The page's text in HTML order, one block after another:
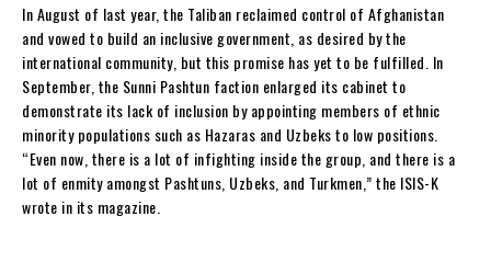
In August of last year, the Taliban reclaimed control of Afghanistan
and vowed to build an inclusive government, as desired by the
international community, but this promise has yet to be fulfilled. In
September, the Sunni Pashtun faction enlarged its cabinet to
demonstrate its lack of inclusion by appointing members of ethnic
minority populations such as Hazaras and Uzbeks to low positions.
“Even now, there is a lot of infighting inside the group, and there is a
lot of enmity amongst Pashtuns, Uzbeks, and Turkmen,” the ISIS-K
wrote in its magazine.